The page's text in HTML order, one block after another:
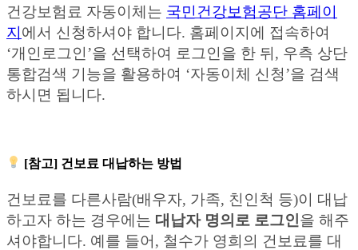
건강보험료 자동이체는 국민건강보험공단 홈페이
지 에서 신청하셔야 합니다. 홈페이지에 접속하여
‘개인로그인’을 선택하여 로그인을 한 뒤, 우측 상단
통합검색 기능을 활용하여 ‘자동이체 신청’을 검색
하시면 됩니다.
[참고] 건보료 대납하는 방법
건보료를 다른사람(배우자, 가족, 친인척 등)이 대납
하고자 하는 경우에는 대납자 명의로 로그인을 해주
셔야합니다. 예를 들어, 철수가 영희의 건보료를 대